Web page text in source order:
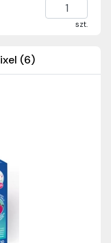
szt.
(6)